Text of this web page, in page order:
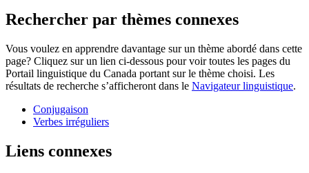
Rechercher par thèmes connexes
Vous voulez en apprendre davantage sur un thème abordé dans cette
page? Cliquez sur un lien ci-dessous pour voir toutes les pages du
Portail linguistique du Canada portant sur le thème choisi. Les
résultats de recherche s’afficheront dans le Navigateur linguistique.
Conjugaison
Verbes irréguliers
Liens connexes